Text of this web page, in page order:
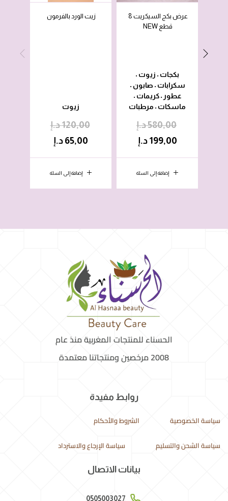
إضافة إلى السلة
عرض بكج السيكريت 8
قطع NEW
بكجات • زيوت •
سكرابات • صابون •
عطور •كريمات •
ماسكات • مرطبات
580,00د.إ
199,00 د.إ
إضافة إلى السلة
زيت الورد بالفرمون
زيوت
120,00د.إ
65,00 د.إ
الحسناء للمنتجات المغربية منذ عام
2008 مرخصين ومنتجاتنا معتمدة
روابط مفيدة
سياسة الخصوصية الشروط والأحكام
سياسة الشحن والتسليم سياسة الإرجاع والاسترداد
بيانات الاتصال
0505003027